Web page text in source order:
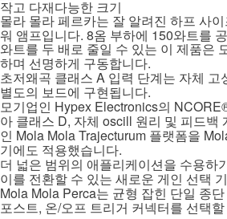
작고 다재다능한 크기
몰라 몰라 페르카는 잘 알려진 하프 사
워 앰프입니다. 8옴 부하에 150와트를
와트를 두 배로 줄일 수 있는 이 제품은
하며 선명하게 구동합니다.
초저왜곡 클래스 A 입력 단계는 자체 고
별도의 보드에 구현됩니다.
모기업인 Hypex Electronics의
아 클래스 D, 자체 oscill 원리 및 피드백
인 Mola Mola Trajecturum 플랫폼을
기에도 적용했습니다.
더 넓은 범위의 애플리케이션을 수용하
이를 전환할 수 있는 새로운 게인 선택
Mola Mola Perca는 균형 잡힌 단일 종단
포스트, 온/오프 트리거 커넥터를 선택